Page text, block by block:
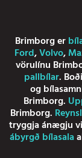
Brimborg er
Ford,Volvo,
vörulínu
pallbílar.
og
Brimborg.
Brimborg.
tryggja ánægju
ábyrgð bílasala